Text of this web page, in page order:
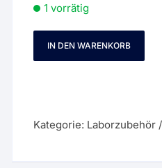
1 vorrätig
Sockelformer
Restposten
IN DEN WARENKORB
Kategorie: Laborzubehör